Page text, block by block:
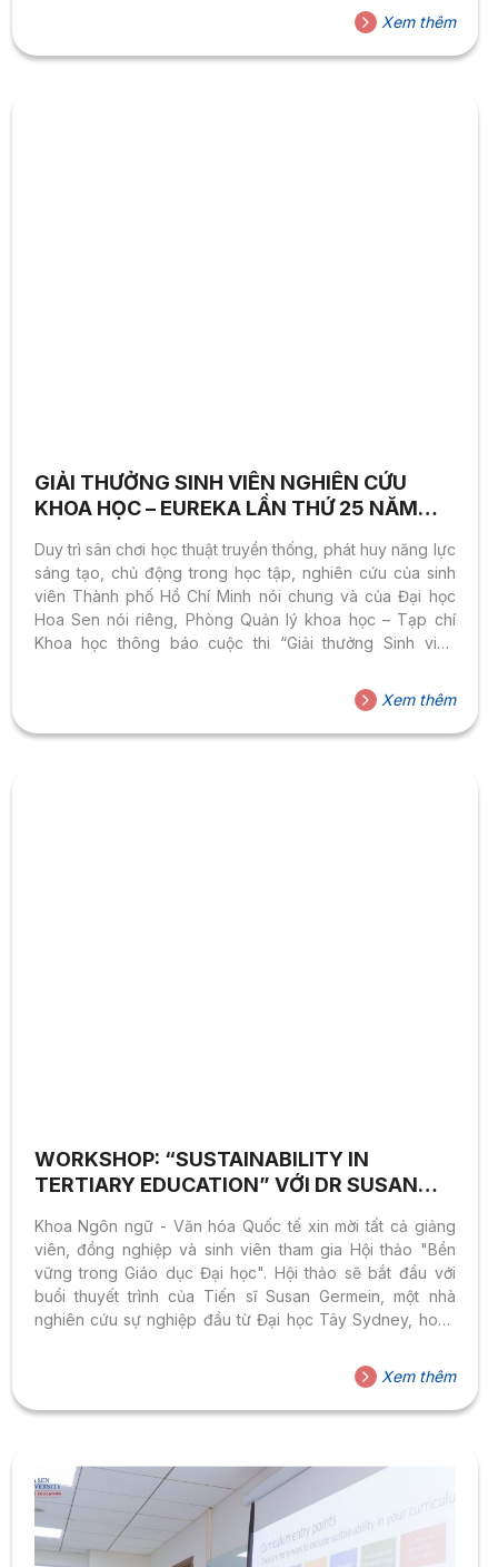
Paper presented at the Research Symposium of the 14th
Annual CamTESOL Conference, 09-11/2/2018, Phnom-
Penh, Cambodia. Denis-Delacour Christopher (2017).
Xem thêm
GIẢI THƯỞNG SINH VIÊN NGHIÊN CỨU
KHOA HỌC – EUREKA LẦN THỨ 25 NĂM
Duy trì sân chơi học thuật truyền thống, phát huy năng lực
sáng tạo, chủ động trong học tập, nghiên cứu của sinh
viên Thành phố Hồ Chí Minh nói chung và của Đại học
Hoa Sen nói riêng, Phòng Quản lý khoa học – Tạp chí
Khoa học thông báo cuộc thi “Giải thưởng Sinh viên
Xem thêm
WORKSHOP: “SUSTAINABILITY IN
TERTIARY EDUCATION” VỚI DR SUSAN
Khoa Ngôn ngữ - Văn hóa Quốc tế xin mời tất cả giảng
viên, đồng nghiệp và sinh viên tham gia Hội thảo "Bền
vững trong Giáo dục Đại học". Hội thảo sẽ bắt đầu với
buổi thuyết trình của Tiến sĩ Susan Germein, một nhà
nghiên cứu sự nghiệp đầu từ Đại học Tây Sydney, hoàn
dự án nghiên cứu tại vùng nông thôn Uttarakhand.
Xem thêm